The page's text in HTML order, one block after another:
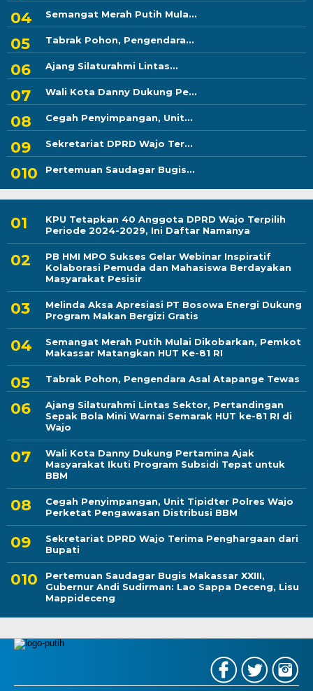
Semangat Merah Putih Mula...
Tabrak Pohon, Pengendara...
Ajang Silaturahmi Lintas...
Wali Kota Danny Dukung Pe...
Cegah Penyimpangan, Unit...
Sekretariat DPRD Wajo Ter...
Pertemuan Saudagar Bugis...
KPU Tetapkan 40 Anggota DPRD Wajo Terpilih
Periode 2024-2029, Ini Daftar Namanya
PB HMI MPO Sukses Gelar Webinar Inspiratif
Kolaborasi Pemuda dan Mahasiswa Berdayakan
Masyarakat Pesisir
Melinda Aksa Apresiasi PT Bosowa Energi Dukung
Program Makan Bergizi Gratis
Semangat Merah Putih Mulai Dikobarkan, Pemkot
Makassar Matangkan HUT Ke-81 RI
Tabrak Pohon, Pengendara Asal Atapange Tewas
Ajang Silaturahmi Lintas Sektor, Pertandingan
Sepak Bola Mini Warnai Semarak HUT ke-81 RI di
Wajo
Wali Kota Danny Dukung Pertamina Ajak
Masyarakat Ikuti Program Subsidi Tepat untuk
BBM
Cegah Penyimpangan, Unit Tipidter Polres Wajo
Perketat Pengawasan Distribusi BBM
Sekretariat DPRD Wajo Terima Penghargaan dari
Bupati
Pertemuan Saudagar Bugis Makassar XXIII,
Gubernur Andi Sudirman: Lao Sappa Deceng, Lisu
Mappideceng